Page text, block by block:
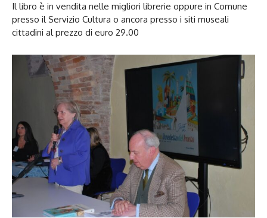
Il libro è in vendita nelle migliori librerie oppure in Comune
presso il Servizio Cultura o ancora presso i siti museali
cittadini al prezzo di euro 29.00